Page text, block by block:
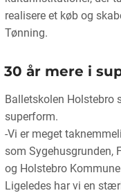
realisere et køb og
Tønning.
30 år mere i
Balletskolen Holstebro
superform.
-Vi er meget
som Sygehusgrunden,
og Holstebro
Ligeledes har vi en